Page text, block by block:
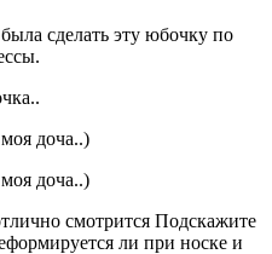
сделать эту юбочку по
доча..)
доча..)
смотрится Подскажите
ли при носке и